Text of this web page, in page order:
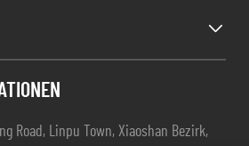
Road, Linpu Town, Xiaoshan Bezirk,